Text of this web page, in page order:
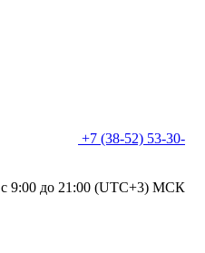
+7 (38-52) 53-30-
c 9:00 до 21:00 (UTC+3) МСК